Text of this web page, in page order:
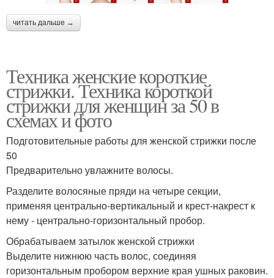
читать дальше →
Техника женские короткие
стрижки. Техника короткой
стрижки для женщин за 50 в
схемах и фото
Подготовительные работы для женской стрижки после
50
Предварительно увлажните волосы.
Разделите волосяные пряди на четыре секции,
применяя центрально-вертикальный и крест-накрест к
нему - центрально-горизонтальный пробор.
Обрабатываем затылок женской стрижки
Выделите нижнюю часть волос, соединяя
горизонтальным пробором верхние края ушных раковин.